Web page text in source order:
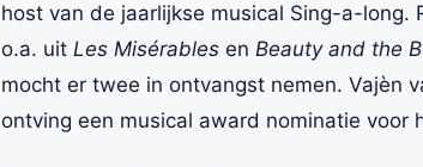
host van de jaarlijkse musical Sing-a-
o.a. uit Les Misérables en Beauty and the
mocht er twee in ontvangst nemen. Vajèn
ontving een musical award nominatie voor